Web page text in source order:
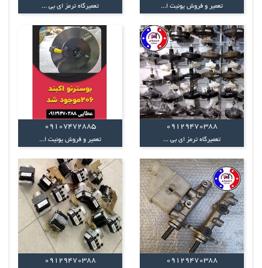
تعمیر و فروش یونیت ا... تعمیرگاه ترمز ای بی ...
09129470388
تعمیرگاه ترمز ای بی ...
09107472885
تعمیر و فروش یونیت ا...
09129470388
09129470388